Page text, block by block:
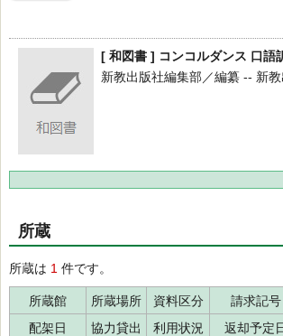
[ 和図書 ] コンコルダンス 口語
新教出版社編集部／編纂 -- 新
所蔵
所蔵は 1 件です。
所蔵館 所蔵場所 資料区分 請求記号
配架日
協力貸出 利用状況 返却予定